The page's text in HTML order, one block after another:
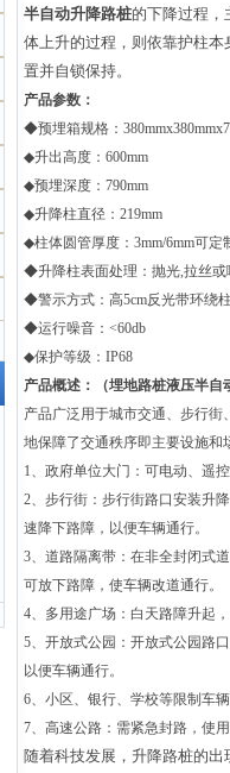
半自动升降路桩的下降过程，
体上升的过程，则依靠护柱
置并自锁保持。
产品参数：
◆预埋箱规格：
◆升出高度： 600mm
◆预埋深度： 790mm
◆升降柱直径： 219mm
◆柱体圆管厚度： 3mm/6mm可定
◆升降柱表面处理：抛光,拉丝或
◆警示方式：高5cm反光带环绕
◆运行噪音： <60db
◆保护等级： IP68
产品概述：（埋地路桩液压半自
产品广泛用于城市交通、步行
地保障了交通秩序即主要设施和
1、政府单位大门：可电动、遥
2、步行街：步行街路口安装升
速降下路障，以便车辆通行。
3、道路隔离带：在非全封闭式
可放下路障，使车辆改道通行。
4、多用途广场：白天路障升起
5、开放式公园：开放式公园路
以便车辆通行。
6、小区、银行、学校等限制车
7、高速公路：需紧急封路，使
随着科技发展，升降路桩的出